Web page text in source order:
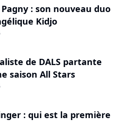
: son nouveau duo
Kidjo
de DALS partante
saison All Stars
: qui est la première